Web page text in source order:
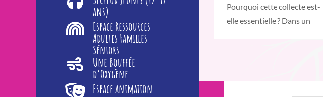
ans)
Espace Ressources
Adultes Familles
Séniors
Une Bouffée
d’Oxygène
Espace animation
Pourquoi cette collecte est-
elle essentielle ? Dans un